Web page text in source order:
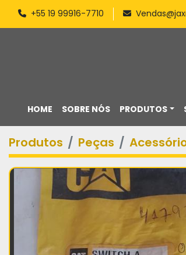
+55 19 99916-7710
HOME PRODUTOS
SOBRE NÓS
Produtos Peças